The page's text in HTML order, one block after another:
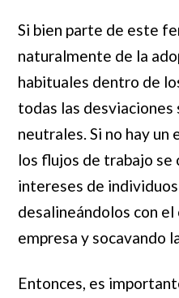
Si bien parte de este
naturalmente de la
habituales dentro de
todas las
neutrales. Si no hay un
los flujos de trabajo se
intereses de
desalineándolos con
empresa y socavando
Entonces, es